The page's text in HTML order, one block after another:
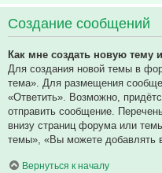
Создание сообщений
Как мне создать новую тему
Для создания новой темы в
тема». Для размещения
«Ответить». Возможно,
отправить сообщение.
внизу страниц форума или
темы», «Вы можете добавлять
Вернуться к началу